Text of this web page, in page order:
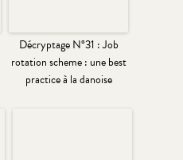
Décryptage N°31 : Job
rotation scheme : une best
practice à la danoise